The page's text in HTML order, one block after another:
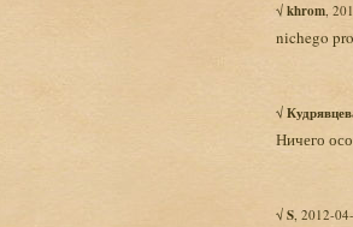
√ khrom,
nichego
√
Ничего
√ S, 2012-